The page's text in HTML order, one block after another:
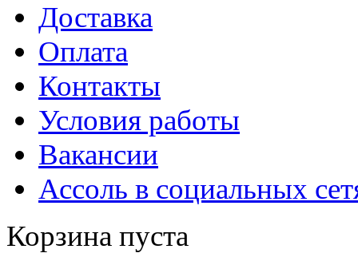
Доставка
Оплата
Контакты
Условия работы
Вакансии
Ассоль в социальных
Корзина пуста